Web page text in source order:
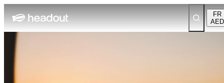
FR
AED